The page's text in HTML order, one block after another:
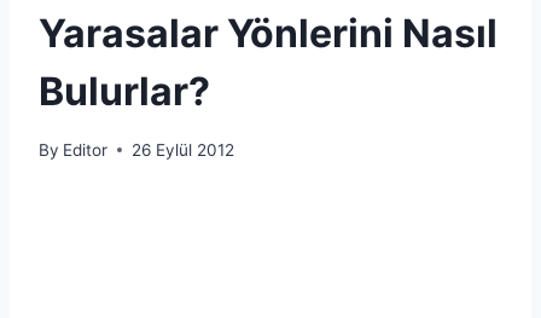
Yarasalar Yönlerini Nasıl
Bulurlar?
By Editor 26 Eylül 2012